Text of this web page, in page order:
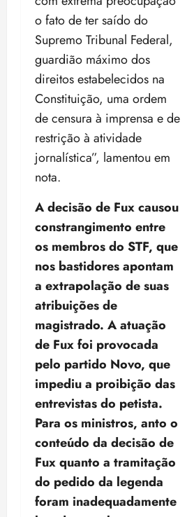
o fato de ter saído do
Supremo Tribunal Federal,
guardião máximo dos
direitos estabelecidos na
Constituição, uma ordem
de censura à imprensa e de
restrição à atividade
jornalística”, lamentou em
nota.
A decisão de Fux causou
constrangimento entre
os membros do STF, que
nos bastidores apontam
a extrapolação de suas
atribuições de
magistrado. A atuação
de Fux foi provocada
pelo partido Novo, que
impediu a proibição das
entrevistas do petista.
Para os ministros, anto o
conteúdo da decisão de
Fux quanto a tramitação
do pedido da legenda
foram inadequadamente